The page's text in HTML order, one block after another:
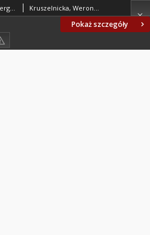
Pokaż szczegóły
The dependance of breakage energy on the grain size for selected biomaterials Kruszelnicka, Weronika